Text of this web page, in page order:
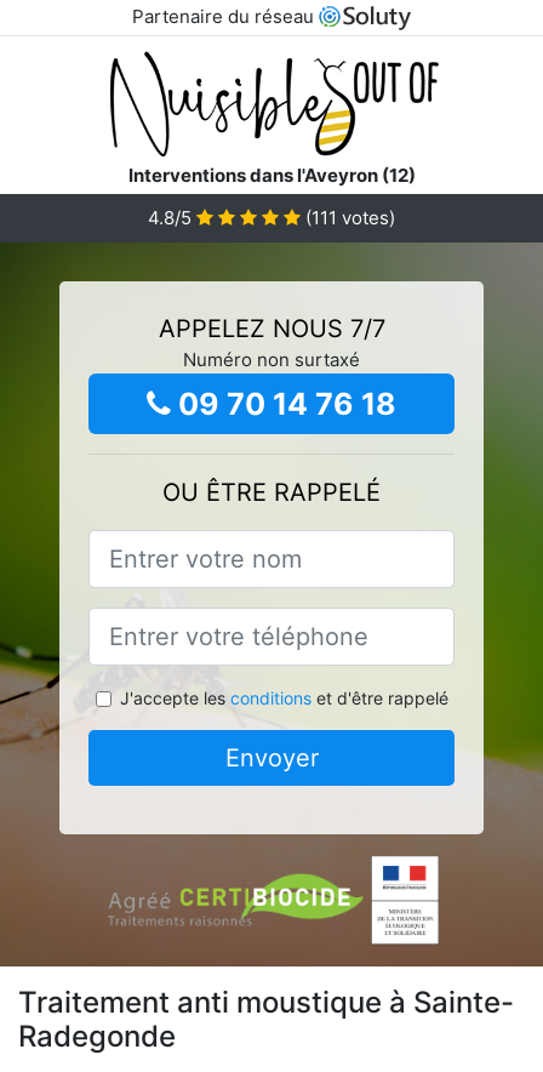
Partenaire du réseau
Interventions dans l'Aveyron (12)
4.8/5
(111 votes)
APPELEZ NOUS 7/7
Numéro non surtaxé
09 70 14 76 18
OU ÊTRE RAPPELÉ
J'accepte les conditionset d'être rappelé
Envoyer
Traitement anti moustique à Sainte-
Radegonde